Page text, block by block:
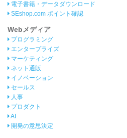
電子書籍・データダウンロード
SEshop.com ポイント確認
Webメディア
プログラミング
エンタープライズ
マーケティング
ネット通販
イノベーション
セールス
人事
プロダクト
AI
開発の意思決定